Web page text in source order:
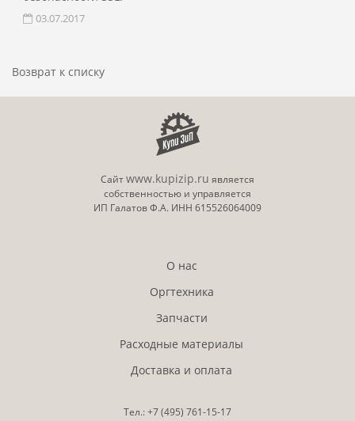
03.07.2017
Возврат к списку
Сайтwww.kupizip.ru является
собственностью и управляется
ИП Галатов Ф.А. ИНН 615526064009
О нас
Оргтехника
Запчасти
Расходные материалы
Доставка и оплата
Тел.:+7 (495) 761-15-17